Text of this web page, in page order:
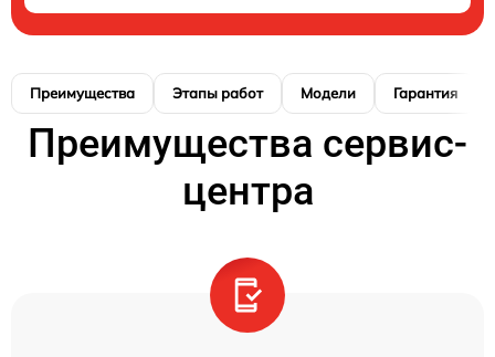
Преимущества Этапы работ Модели Гарантия
Преимущества сервис-
центра